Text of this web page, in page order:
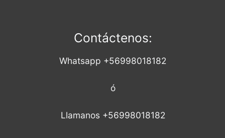
Contáctenos:
Whatsapp +56998018182
ó
Llamanos +56998018182